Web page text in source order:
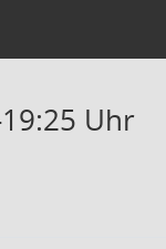
Uhr